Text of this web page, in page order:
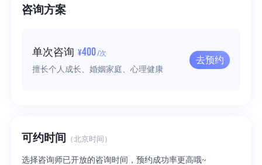
咨询方案
单次咨询 ¥400 /次
擅长个人成长、婚姻家庭、心理健康
去预约
可约时间 （北京时间）
选择咨询师已开放的咨询时间，预约成功率更高哦~